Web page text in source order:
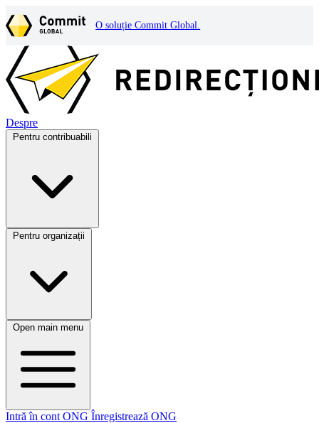
O soluție Commit Global.
Despre
Pentru contribuabili
Pentru organizații
Open main menu
Intră în cont ONG Înregistrează ONG